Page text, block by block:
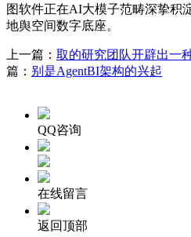
图软件正在AI大模子范畴深挚积
地舆空间数字底座。
上一篇： 取的研究团队开辟出一
篇： 别是AgentBI架构的兴起
QQ咨询
在线留言
返回顶部